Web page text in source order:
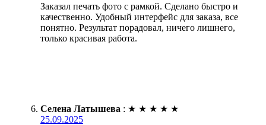
Заказал печать фото с рамкой. Сделано быстро и
качественно. Удобный интерфейс для заказа, все
понятно. Результат порадовал, ничего лишнего,
только красивая работа.
Селена Латышева : ★ ★ ★ ★ ★
25.09.2025